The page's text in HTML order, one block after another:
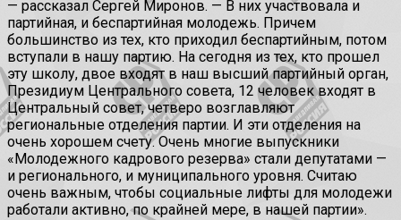
— рассказал Сергей Миронов. — В них участвовала и
партийная, и беспартийная молодежь. Причем
большинство из тех, кто приходил беспартийным, потом
вступали в нашу партию. На сегодня из тех, кто прошел
эту школу, двое входят в наш высший партийный орган,
Президиум Центрального совета, 12 человек входят в
Центральный совет, четверо возглавляют
региональные отделения партии. И эти отделения на
очень хорошем счету. Очень многие выпускники
«Молодежного кадрового резерва» стали депутатами —
и регионального, и муниципального уровня. Считаю
очень важным, чтобы социальные лифты для молодежи
работали активно, по крайней мере, в нашей партии».